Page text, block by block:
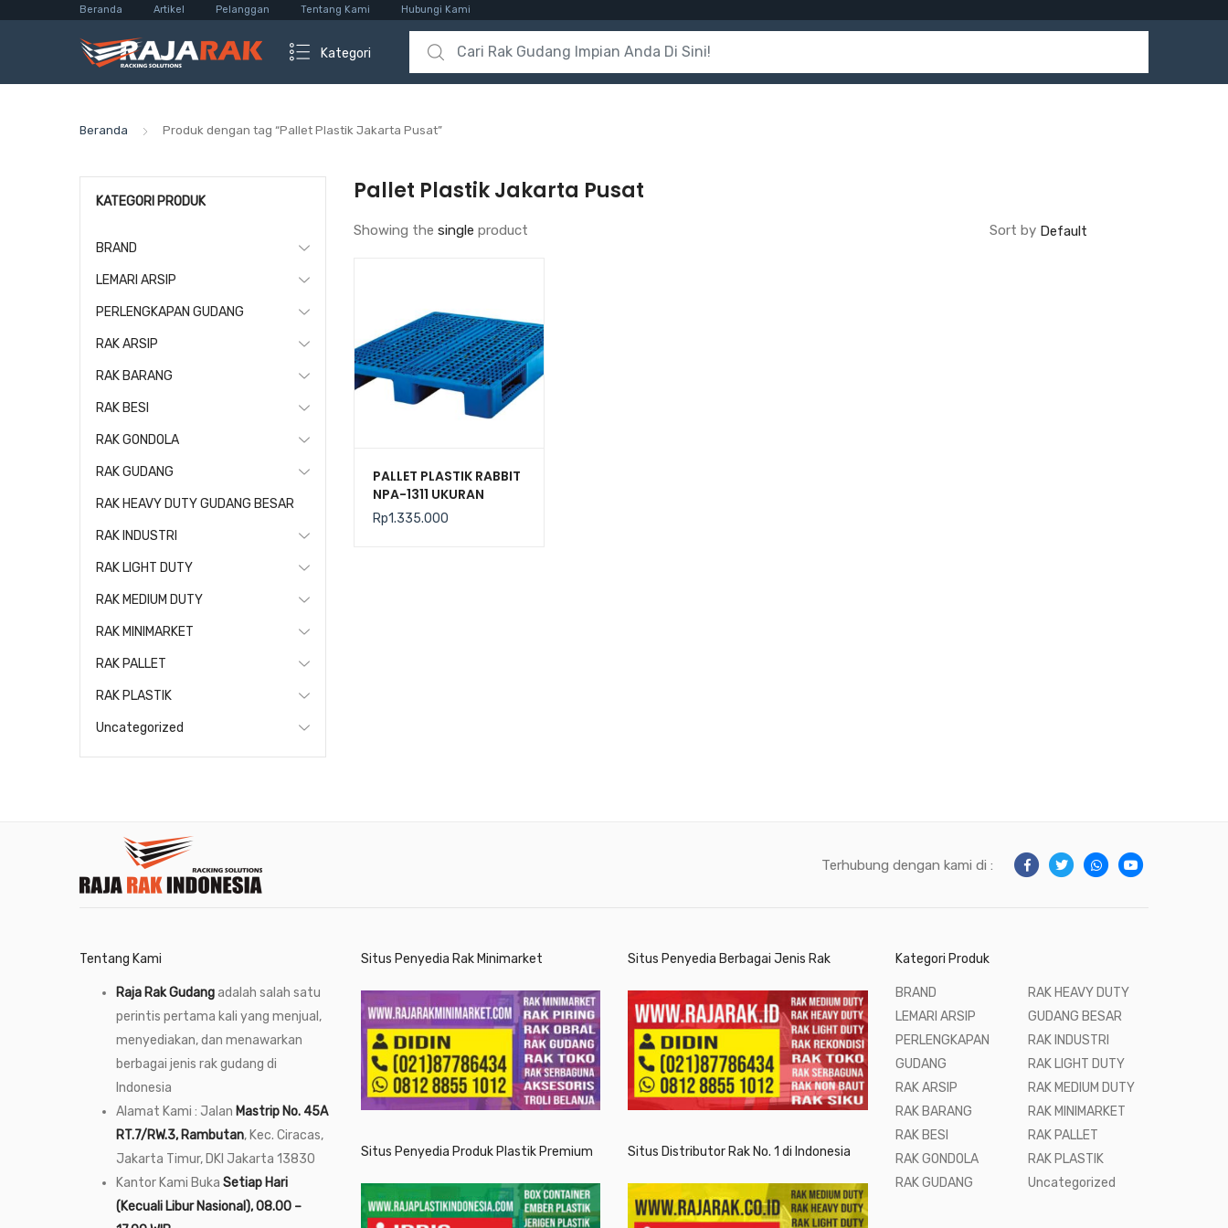
Beranda Artikel Pelanggan Tentang Kami Hubungi Kami
Kategori
Search for:
Beranda Produk dengan tag “Pallet Plastik Jakarta Pusat”
Pallet Plastik Jakarta Pusat
Showing the single product Sort by
PALLET PLASTIK RABBIT
NPA-1311 UKURAN
130x110x16 CM, JUAL
HARGA BERSAING
Rp1.335.000
KATEGORI PRODUK
BRAND
LEMARI ARSIP
PERLENGKAPAN GUDANG
RAK ARSIP
RAK BARANG
RAK BESI
RAK GONDOLA
RAK GUDANG
RAK HEAVY DUTY GUDANG BESAR
RAK INDUSTRI
RAK LIGHT DUTY
RAK MEDIUM DUTY
RAK MINIMARKET
RAK PALLET
RAK PLASTIK
Uncategorized
Terhubung dengan kami di :
Tentang Kami
Raja Rak Gudangadalah salah satu
perintis pertama kali yang menjual,
menyediakan, dan menawarkan
berbagai jenis rak gudang di
Indonesia
Alamat Kami : Jalan Mastrip No. 45A
RT.7/RW.3, Rambutan, Kec. Ciracas,
Jakarta Timur, DKI Jakarta 13830
Kantor Kami Buka Setiap Hari
(Kecuali Libur Nasional), 08.00 –
Situs Penyedia Rak Minimarket
Situs Penyedia Produk Plastik Premium
Situs Penyedia Berbagai Jenis Rak
Situs Distributor Rak No. 1 di Indonesia
Kategori Produk
BRAND
LEMARI ARSIP
PERLENGKAPAN
GUDANG
RAK ARSIP
RAK BARANG
RAK BESI
RAK GONDOLA
RAK GUDANG
RAK HEAVY DUTY
GUDANG BESAR
RAK INDUSTRI
RAK LIGHT DUTY
RAK MEDIUM DUTY
RAK MINIMARKET
RAK PALLET
RAK PLASTIK
Uncategorized